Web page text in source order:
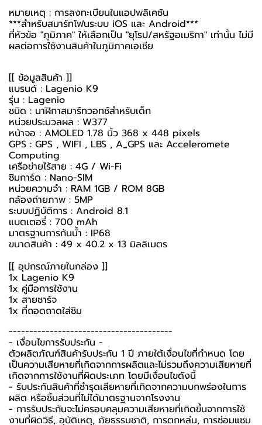
หมายเหตุ : การลงทะเบียนในแอปพลิเคชัน
***สำหรับสมาร์ทโฟนระบบ iOS และ Android***
ที่หัวข้อ "ภูมิภาค" ให้เลือกเป็น "ยุโรป/สหรัฐอเมริกา" เท่านั้น ไม่มี
ผลต่อการใช้งานสินค้าในภูมิภาคเอเชีย
[[ ข้อมูลสินค้า ]]
แบรนด์ : Lagenio K9
รุ่น : Lagenio
ชนิด : นาฬิกาสมาร์ทวอทช์สำหรับเด็ก
หน่วยประมวลผล : W377
หน้าจอ : AMOLED 1.78 นิ้ว 368 x 448 pixels
GPS : GPS , WIFI , LBS , A_GPS และ Acceleromete
Computing
เครือข่ายไร้สาย : 4G / Wi-Fi
ซิมการ์ด : Nano-SIM
หน่วยความจำ : RAM 1GB / ROM 8GB
กล้องถ่ายภาพ : 5MP
ระบบปฏิบัติการ : Android 8.1
แบตเตอรี่ : 700 mAh
มาตรฐานการกันน้ำ : IP68
ขนาดสินค้า : 49 x 40.2 x 13 มิลลิเมตร
[[ อุปกรณ์ภายในกล่อง ]]
1x Lagenio K9
1x คู่มือการใช้งาน
1x สายชาร์จ
1x ที่ถอดถาดใส่ซิม
----------------------------------------
-️ เงื่อนไขการรับประกัน -️
ตัวผลิตภัณฑ์สินค้ารับประกัน 1 ปี ภายใต้เงื่อนไขที่กำหนด โดย
เป็นความเสียหายที่เกิดจากการผลิตและไม่รวมถึงความเสียหายที่
เกิดจากการใช้งานที่ผิดประเภท โดยมีเงื่อนไขดังนี้
- รับประกันสินค้าที่ชำรุดเสียหายที่เกิดจากความบกพร่องในการ
ผลิต หรือชิ้นส่วนที่ไม่ได้มาตรฐานจากโรงงาน
- การรับประกันจะไม่ครอบคลุมความเสียหายที่เกิดขึ้นจากการใช้
งานที่ผิดวิธี, อุบัติเหตุ, ภัยธรรมชาติ, การตกหล่น, การซ่อมแซม